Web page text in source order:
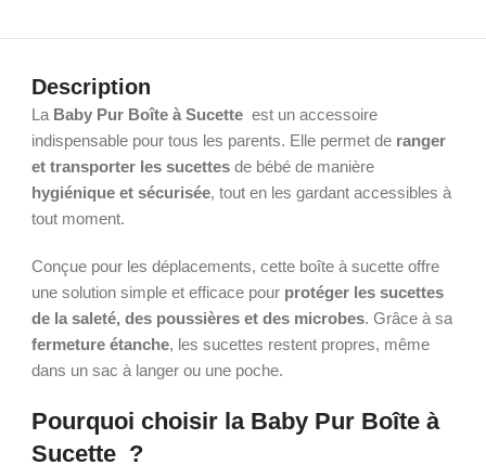
Description
La Baby Pur Boîte à Sucette est un accessoire
indispensable pour tous les parents. Elle permet de ranger
et transporter les sucettes de bébé de manière
hygiénique et sécurisée, tout en les gardant accessibles à
tout moment.
Conçue pour les déplacements, cette boîte à sucette offre
une solution simple et efficace pour protéger les sucettes
de la saleté, des poussières et des microbes. Grâce à sa
fermeture étanche, les sucettes restent propres, même
dans un sac à langer ou une poche.
Pourquoi choisir la Baby Pur Boîte à
Sucette ?